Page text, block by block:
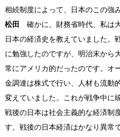
相続制度によって、日本のこの強
松田 確かに。財務省時代、私は
日本の経済史を教えていました。
に勉強したのですが、明治末から
常にアメリカ的だったのです。オ
金調達は株式で行い、人材も流動
変えていました。これが戦争中に
戦後の日本は社会主義的な経済制
す。戦後の日本経済はかなり異常